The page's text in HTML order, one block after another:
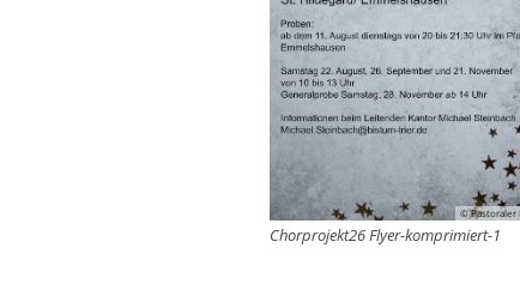
© Pastoraler
Chorprojekt26 Flyer-komprimiert-1